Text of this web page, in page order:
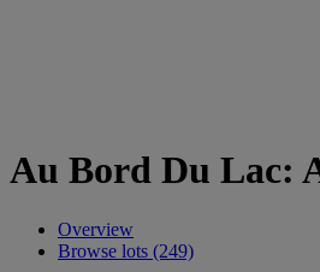
Au Bord Du Lac:
Overview
Browse lots (249)